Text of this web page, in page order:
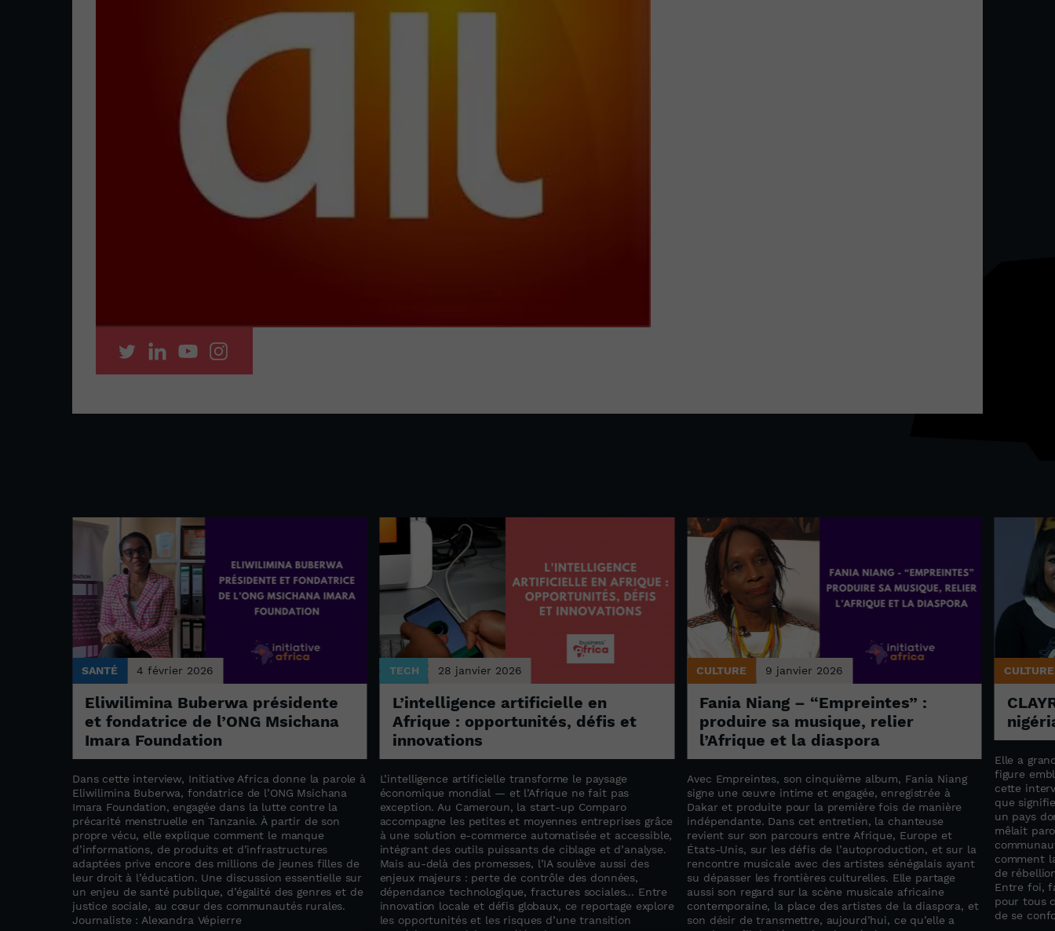
SANTÉ 4 février 2026
Eliwilimina Buberwa présidente
et fondatrice de l’ONG Msichana
Imara Foundation
Dans cette interview, Initiative Africa donne la parole à
Eliwilimina Buberwa, fondatrice de l’ONG Msichana
Imara Foundation, engagée dans la lutte contre la
précarité menstruelle en Tanzanie. À partir de son
propre vécu, elle explique comment le manque
d’informations, de produits et d’infrastructures
adaptées prive encore des millions de jeunes filles de
leur droit à l’éducation. Une discussion essentielle sur
un enjeu de santé publique, d’égalité des genres et de
justice sociale, au cœur des communautés rurales.
Journaliste : Alexandra Vépierre
TECH 28 janvier 2026
L’intelligence artificielle en
Afrique : opportunités, défis et
innovations
L’intelligence artificielle transforme le paysage
économique mondial — et l’Afrique ne fait pas
exception. Au Cameroun, la start-up Comparo
accompagne les petites et moyennes entreprises grâce
à une solution e-commerce automatisée et accessible,
intégrant des outils puissants de ciblage et d’analyse.
Mais au-delà des promesses, l’IA soulève aussi des
enjeux majeurs : perte de contrôle des données,
dépendance technologique, fractures sociales... Entre
innovation locale et défis globaux, ce reportage explore
les opportunités et les risques d’une transition
CULTURE 9 janvier 2026
Fania Niang – “Empreintes” :
produire sa musique, relier
l’Afrique et la diaspora
Avec Empreintes, son cinquième album, Fania Niang
signe une œuvre intime et engagée, enregistrée à
Dakar et produite pour la première fois de manière
indépendante. Dans cet entretien, la chanteuse
revient sur son parcours entre Afrique, Europe et
États-Unis, sur les défis de l’autoproduction, et sur la
rencontre musicale avec des artistes sénégalais ayant
su dépasser les frontières culturelles. Elle partage
aussi son regard sur la scène musicale africaine
contemporaine, la place des artistes de la diaspora, et
son désir de transmettre, aujourd’hui, ce qu’elle a
CULTURE
Elle a
figure
cette
que
un pays
mêlait
comment
de
Entre foi,
pour tous
de se